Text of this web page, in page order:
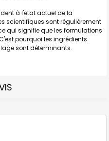
à l'état actuel de la
scientifiques sont régulièrement
qui signifie que les formulations
pourquoi les ingrédients
sont déterminants.